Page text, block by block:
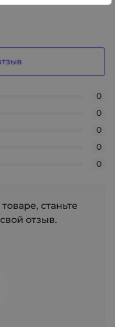
0
0
0
0
0
станьте
отзыв.